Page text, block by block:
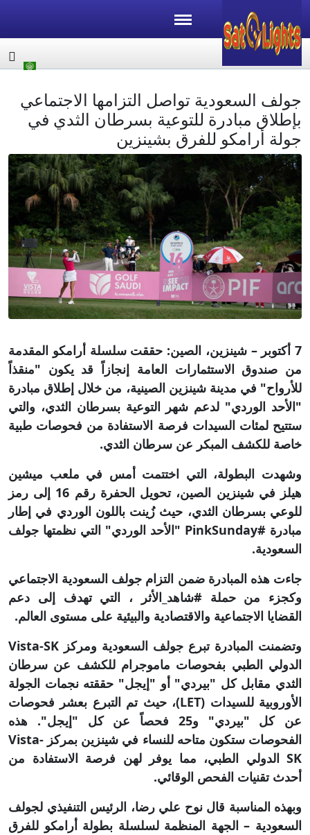
جولف السعودية تواصل التزامها الاجتماعي
بإطلاق مبادرة للتوعية بسرطان الثدي في
جولة أرامكو للفرق بشينزين
7 أكتوبر – شينزين، الصين: حققت سلسلة أرامكو المقدمة
من صندوق الاستثمارات العامة إنجازاً قد يكون "منقذاً
للأرواح" في مدينة شينزين الصينية، من خلال إطلاق مبادرة
"الأحد الوردي" لدعم شهر التوعية بسرطان الثدي، والتي
ستتيح لمئات السيدات فرصة الاستفادة من فحوصات طبية
خاصة للكشف المبكر عن سرطان الثدي.
وشهدت البطولة، التي اختتمت أمس في ملعب ميشين
هيلز في شينزين الصين، تحويل الحفرة رقم 16 إلى رمز
للوعي بسرطان الثدي، حيث زُينت باللون الوردي في إطار
مبادرة #PinkSunday "الأحد الوردي" التي نظمتها جولف
السعودية.
جاءت هذه المبادرة ضمن التزام جولف السعودية الاجتماعي
وكجزء من حملة #شاهد_الأثر ، التي تهدف إلى دعم
القضايا الاجتماعية والاقتصادية والبيئية على مستوى العالم.
وتضمنت المبادرة تبرع جولف السعودية ومركز Vista-SK
الدولي الطبي بفحوصات ماموجرام للكشف عن سرطان
الثدي مقابل كل "بيردي" أو "إيجل" حققته نجمات الجولة
الأوروبية للسيدات (LET)، حيث تم التبرع بعشر فحوصات
عن كل "بيردي" و25 فحصاً عن كل "إيجل". هذه
الفحوصات ستكون متاحه للنساء في شينزين بمركز Vista-
SK الدولي الطبي، مما يوفر لهن فرصة الاستفادة من
أحدث تقنيات الفحص الوقائي.
وبهذه المناسبة قال نوح علي رضا، الرئيس التنفيذي لجولف
السعودية – الجهة المنظمة لسلسلة بطولة أرامكو للفرق